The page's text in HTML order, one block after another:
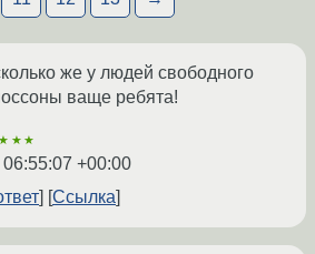
же у людей свободного
ваще ребята!
+00:00
Ссылка